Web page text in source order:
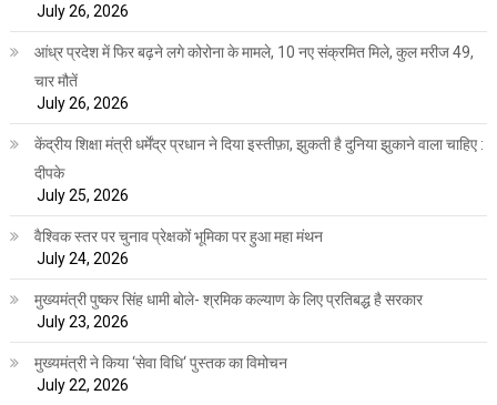
July 26, 2026
आंध्र प्रदेश में फिर बढ़ने लगे कोरोना के मामले, 10 नए संक्रमित मिले, कुल मरीज 49,
चार मौतें
July 26, 2026
केंद्रीय शिक्षा मंत्री धर्मेंद्र प्रधान ने दिया इस्तीफ़ा, झुकती है दुनिया झुकाने वाला चाहिए :
दीपके
July 25, 2026
वैश्विक स्तर पर चुनाव प्रेक्षकों भूमिका पर हुआ महा मंथन
July 24, 2026
मुख्यमंत्री पुष्कर सिंह धामी बोले- श्रमिक कल्याण के लिए प्रतिबद्ध है सरकार
July 23, 2026
मुख्यमंत्री ने किया ‘सेवा विधि‘ पुस्तक का विमोचन
July 22, 2026